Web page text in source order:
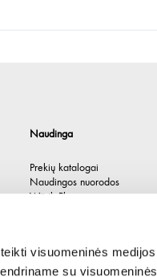
visuomeninės medijos
su visuomeninės
Naudinga
Prekių katalogai
Naudingos nuorodos
Würth Plus